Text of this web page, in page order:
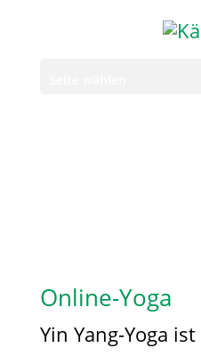
Online-Yoga
Yin Yang-Yoga